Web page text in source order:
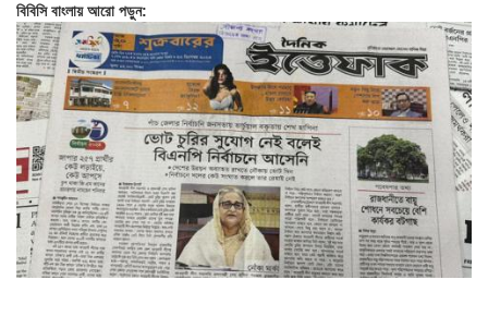
বিবিসি বাংলায় আরো পড়ুন: